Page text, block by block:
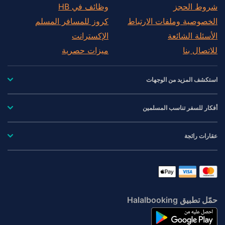
Wisconsin
Wyoming
فلوريدا
نيويورك (ولاية)
شروط الحجز
الخصوصية وملفات الارتباط
الأسئلة الشائعة
للاتصال بنا
وظائف في HB
كروز للمسافر المسلم
الإكسترانت
ميزات حصرية
استكشف المزيد من الوجهات
أفكار للسفر تناسب المسلمين
عقارات رائجة
حمّل تطبيق Halalbooking